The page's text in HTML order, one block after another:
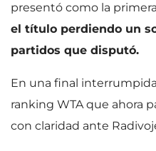
presentó como la
el título perdiendo un
partidos que disputó.
En una final
ranking WTA que ahora
con claridad ante